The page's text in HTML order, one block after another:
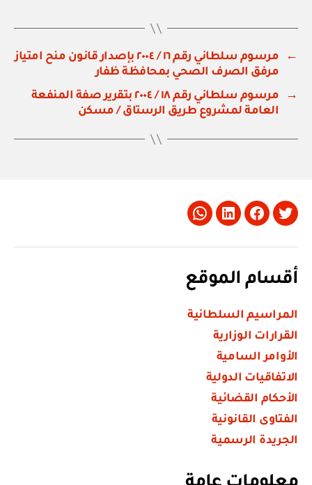
←
مرسوم سلطاني رقم ١٦ / ٢٠٠٤ بإصدار قانون منح امتياز
مرفق الصرف الصحي بمحافظة ظفار
→
مرسوم سلطاني رقم ١٨ / ٢٠٠٤ بتقرير صفة المنفعة
العامة لمشروع طريق الرستاق / مسكن
Twitter
Facebook
LinkedIn
Whatsapp
أقسام الموقع
المراسيم السلطانية
القرارات الوزارية
الأوامر السامية
الاتفاقيات الدولية
الأحكام القضائية
الفتاوى القانونية
الجريدة الرسمية